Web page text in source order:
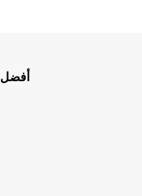
أفضل 5 مواقع في المنامة